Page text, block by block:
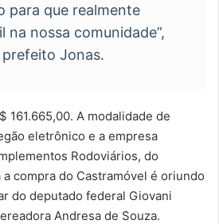
para que realmente
na nossa comunidade”,
Jonas.
161.665,00. A modalidade de
eletrônico e a empresa
Rodoviários, do
a compra do Castramóvel é oriundo
do deputado federal Giovani
Andresa de Souza.